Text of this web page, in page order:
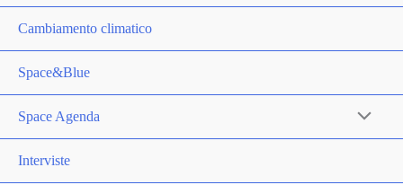
Cambiamento climatico
Space&Blue
Space Agenda
Interviste